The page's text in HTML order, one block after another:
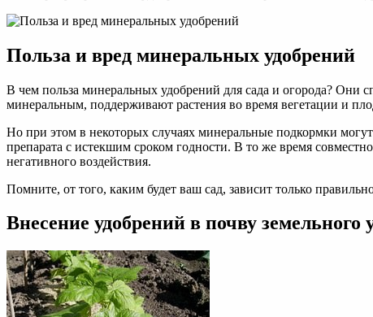
Польза и вред минеральных удобрений
В чем польза минеральных удобрений для сада и огорода?
минеральным, поддерживают растения во время вегетации и
Но при этом в некоторых случаях минеральные подкормки
препарата с истекшим сроком годности. В то же время
негативного воздействия.
Помните, от того, каким будет ваш сад, зависит только
Внесение удобрений в почву земельного